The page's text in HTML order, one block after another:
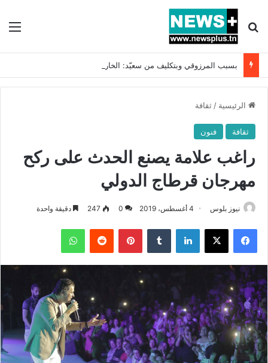
بحث عن
الرئيسية / ثقافة
ثقافة فنون
راغب علامة يصنع الحدث على ركح
مهرجان قرطاج الدولي
نيوز بلوس 4 أغسطس، 2019 0
247 دقيقة واحدة
فيسبوك X لينكدإن بينتيريست واتساب